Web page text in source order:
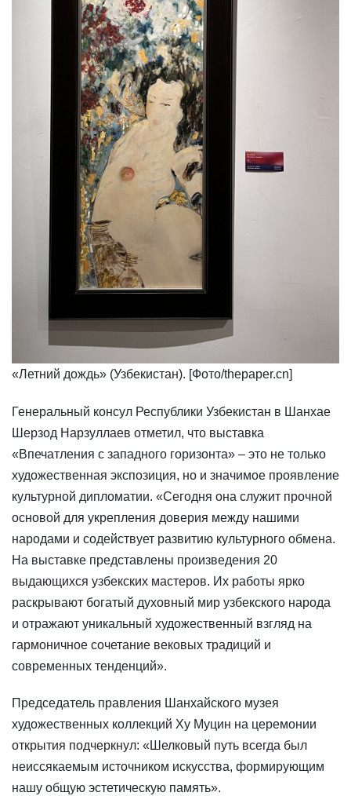
«Летний дождь» (Узбекистан). [Фото/thepaper.cn]
​Генеральный консул Республики Узбекистан в Шанхае
Шерзод Нарзуллаев отметил, что выставка
«Впечатления с западного горизонта» – это не только
художественная экспозиция, но и значимое проявление
культурной дипломатии. «Сегодня она служит прочной
основой для укрепления доверия между нашими
народами и содействует развитию культурного обмена.
На выставке представлены произведения 20
выдающихся узбекских мастеров. Их работы ярко
раскрывают богатый духовный мир узбекского народа
и отражают уникальный художественный взгляд на
гармоничное сочетание вековых традиций и
современных тенденций».
Председатель правления Шанхайского музея
художественных коллекций Ху Муцин на церемонии
открытия подчеркнул: «Шелковый путь всегда был
неиссякаемым источником искусства, формирующим
нашу общую эстетическую память».